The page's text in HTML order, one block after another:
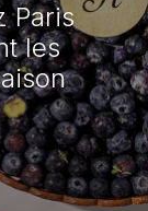
Paris
les